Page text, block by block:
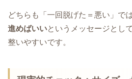
どちらも「一回脱げた＝悪い」では
進めばいいというメッセージとし
整いやすいです。